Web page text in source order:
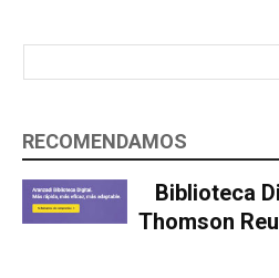
RECOMENDAMOS
Biblioteca
Thomson